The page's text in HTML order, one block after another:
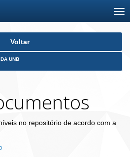
Voltar
UNB
no repositório de acordo com a